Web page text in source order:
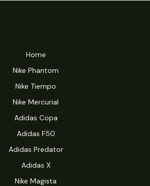
Home
Nike Phantom
Nike Tiempo
Nike Mercurial
Adidas Copa
Adidas F50
Adidas Predator
Adidas X
Nike Magista